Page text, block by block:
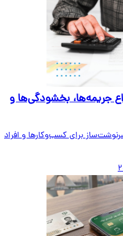
جریمه‌ها، بخشودگی‌ها و
برای کسب‌وکارها و افراد